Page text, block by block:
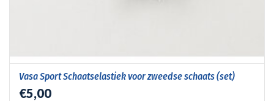
Vasa Sport Schaatselastiek voor zweedse schaats (set)
€5,00